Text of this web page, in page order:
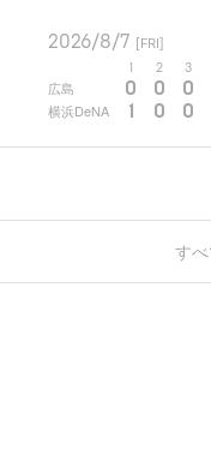
2026/8/7 [FRI]
2 3
広島 0 0 0
横浜DeNA 1 0 0
すべ